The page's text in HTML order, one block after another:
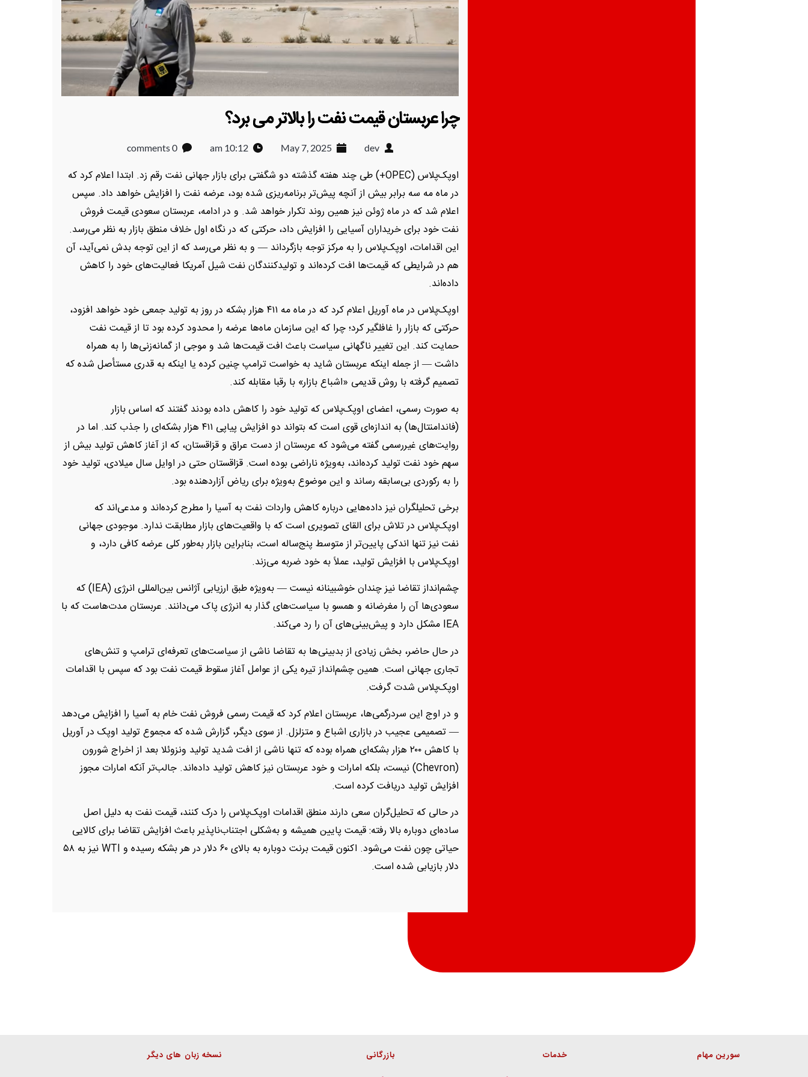
چرا عربستان قیمت نفت را بالاتر می برد؟
dev
May 7, 2025
10:12 am
0 comments
اوپک‌پلاس (OPEC+) طی چند هفته گذشته دو شگفتی برای بازار جهانی نفت رقم زد. ابتدا اعلام کرد که
در ماه مه سه برابر بیش از آنچه پیش‌تر برنامه‌ریزی شده بود، عرضه نفت را افزایش خواهد داد. سپس
اعلام شد که در ماه ژوئن نیز همین روند تکرار خواهد شد. و در ادامه، عربستان سعودی قیمت فروش
نفت خود برای خریداران آسیایی را افزایش داد، حرکتی که در نگاه اول خلاف منطق بازار به نظر می‌رسد.
این اقدامات، اوپک‌پلاس را به مرکز توجه بازگرداند — و به نظر می‌رسد که از این توجه بدش نمی‌آید، آن
هم در شرایطی که قیمت‌ها افت کرده‌اند و تولیدکنندگان نفت شیل آمریکا فعالیت‌های خود را کاهش
داده‌اند.
اوپک‌پلاس در ماه آوریل اعلام کرد که در ماه مه ۴۱۱ هزار بشکه در روز به تولید جمعی خود خواهد افزود،
حرکتی که بازار را غافلگیر کرد؛ چرا که این سازمان ماه‌ها عرضه را محدود کرده بود تا از قیمت نفت
حمایت کند. این تغییر ناگهانی سیاست باعث افت قیمت‌ها شد و موجی از گمانه‌زنی‌ها را به همراه
داشت — از جمله اینکه عربستان شاید به خواست ترامپ چنین کرده یا اینکه به قدری مستأصل شده که
تصمیم گرفته با روش قدیمی «اشباع بازار» با رقبا مقابله کند.
به صورت رسمی، اعضای اوپک‌پلاس که تولید خود را کاهش داده بودند گفتند که اساس بازار
(فاندامنتال‌ها) به اندازه‌ای قوی است که بتواند دو افزایش پیاپی ۴۱۱ هزار بشکه‌ای را جذب کند. اما در
روایت‌های غیررسمی گفته می‌شود که عربستان از دست عراق و قزاقستان، که از آغاز کاهش تولید بیش از
سهم خود نفت تولید کرده‌اند، به‌ویژه ناراضی بوده است. قزاقستان حتی در اوایل سال میلادی، تولید خود
را به رکوردی بی‌سابقه رساند و این موضوع به‌ویژه برای ریاض آزاردهنده بود.
برخی تحلیلگران نیز داده‌هایی درباره کاهش واردات نفت به آسیا را مطرح کرده‌اند و مدعی‌اند که
اوپک‌پلاس در تلاش برای القای تصویری است که با واقعیت‌های بازار مطابقت ندارد. موجودی جهانی
نفت نیز تنها اندکی پایین‌تر از متوسط پنج‌ساله است، بنابراین بازار به‌طور کلی عرضه کافی دارد، و
اوپک‌پلاس با افزایش تولید، عملاً به خود ضربه می‌زند.
چشم‌انداز تقاضا نیز چندان خوشبینانه نیست — به‌ویژه طبق ارزیابی آژانس بین‌المللی انرژی (IEA) که
سعودی‌ها آن را مغرضانه و همسو با سیاست‌های گذار به انرژی پاک می‌دانند. عربستان مدت‌هاست که با
IEA مشکل دارد و پیش‌بینی‌های آن را رد می‌کند.
در حال حاضر، بخش زیادی از بدبینی‌ها به تقاضا ناشی از سیاست‌های تعرفه‌ای ترامپ و تنش‌های
تجاری جهانی است. همین چشم‌انداز تیره یکی از عوامل آغاز سقوط قیمت نفت بود که سپس با اقدامات
اوپک‌پلاس شدت گرفت.
و در اوج این سردرگمی‌ها، عربستان اعلام کرد که قیمت رسمی فروش نفت خام به آسیا را افزایش می‌دهد
— تصمیمی عجیب در بازاری اشباع و متزلزل. از سوی دیگر، گزارش شده که مجموع تولید اوپک در آوریل
با کاهش ۲۰۰ هزار بشکه‌ای همراه بوده که تنها ناشی از افت شدید تولید ونزوئلا بعد از اخراج شورون
(Chevron) نیست، بلکه امارات و خود عربستان نیز کاهش تولید داده‌اند. جالب‌تر آنکه امارات مجوز
افزایش تولید دریافت کرده است.
در حالی که تحلیل‌گران سعی دارند منطق اقدامات اوپک‌پلاس را درک کنند، قیمت نفت به دلیل اصل
ساده‌ای دوباره بالا رفته: قیمت پایین همیشه و به‌شکلی اجتناب‌ناپذیر باعث افزایش تقاضا برای کالایی
حیاتی چون نفت می‌شود. اکنون قیمت برنت دوباره به بالای ۶۰ دلار در هر بشکه رسیده و WTI نیز به ۵۸
دلار بازیابی شده است.
سورین مهام خدمات بازرگانی نسخه زبان های دیگر